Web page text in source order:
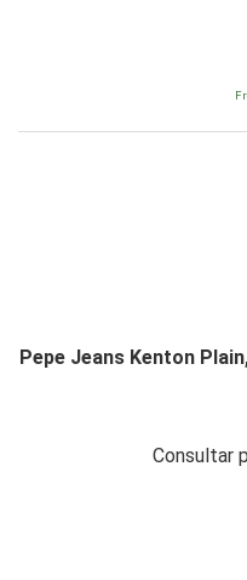
Pepe Jeans Kenton
Consultar